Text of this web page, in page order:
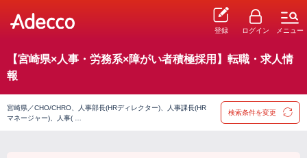
登録 ログイン メニュー
【宮崎県×人事・労務系×障がい者積極採用】転職・求人情
報
宮崎県／CHO/CHRO、人事部長(HRディレクター)、人事課長(HR
マネージャー)、人事( …
検索条件を変更